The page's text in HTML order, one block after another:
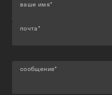
ваше имя*
почта*
сообщение*